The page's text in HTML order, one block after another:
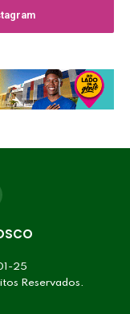
25
Reservados.